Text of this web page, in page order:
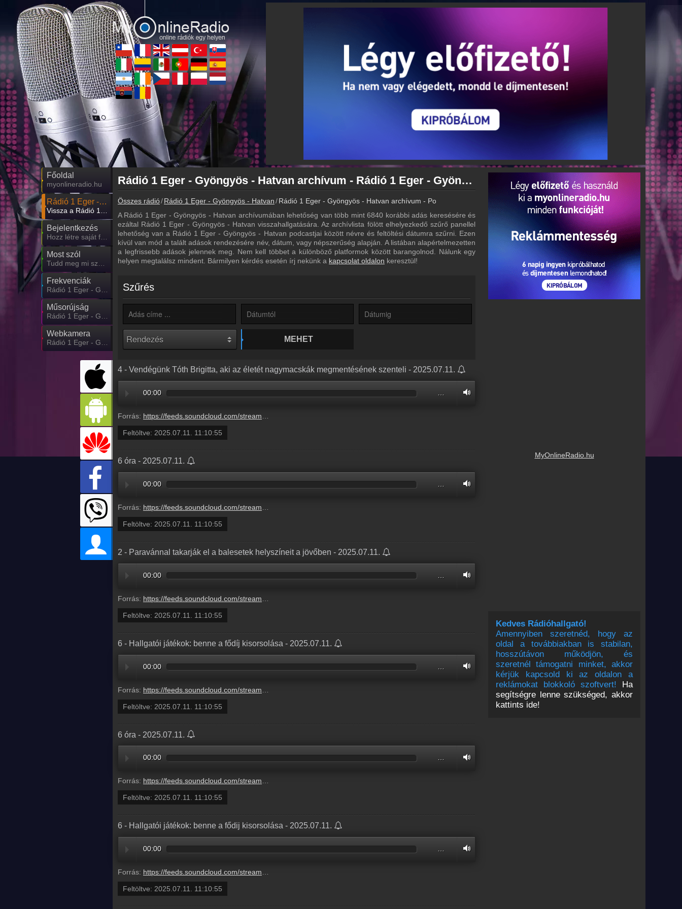
Főoldal
myonlineradio.hu
Rádió 1 Eger - Gyöngyös - Hatvan
Vissza a Rádió 1 Eger - Gyöngyös - Hatvan oldalára
Bejelentkezés
Hozz létre saját fiókot!
Most szól
Tudd meg mi szólt eddig
Frekvenciák
Rádió 1 Eger - Gyöngyös - Hatvan frekvencia
Műsorújság
Rádió 1 Eger - Gyöngyös - Hatvan műsorai
Webkamera
Rádió 1 Eger - Gyöngyös - Hatvan webkamera, élőkép
MyOnlineRadio.hu
Kedves Rádióhallgató!
Amennyiben szeretnéd, hogy az
oldal a továbbiakban is stabilan,
hosszútávon működjön, és
szeretnél támogatni minket, akkor
kérjük kapcsold ki az oldalon a
reklámokat blokkoló szoftvert!
Ha
segítségre lenne szükséged, akkor
kattints ide!
Rádió 1 Eger - Gyöngyös - Hatvan archívum - Rádió 1 Eger - Gyöngyös - Hatvan podcasts - Rádió 1 Eger - Gyöngyös - Hatvan visszahallgatás
Összes rádió Rádió 1 Eger - Gyöngyös - Hatvan
Rádió 1 Eger - Gyöngyös - Hatvan archívum - Podcasts - Visszahallgatás
A Rádió 1 Eger - Gyöngyös - Hatvan archívumában lehetőség van több mint 6840 korábbi adás keresésére és
ezáltal Rádió 1 Eger - Gyöngyös - Hatvan visszahallgatására. Az archívlista fölött elhelyezkedő szűrő panellel
lehetőség van a Rádió 1 Eger - Gyöngyös - Hatvan podcastjai között névre és feltöltési dátumra szűrni. Ezen
kívül van mód a talált adások rendezésére név, dátum, vagy népszerűség alapján. A listában alapértelmezetten
a legfrissebb adások jelennek meg. Nem kell többet a különböző platformok között barangolnod. Nálunk egy
helyen megtalálsz mindent. Bármilyen kérdés esetén írj nekünk a kapcsolat oldalon keresztül!
Szűrés
MEHET
4 - Vendégünk Tóth Brigitta, aki az életét nagymacskák megmentésének szenteli - 2025.07.11.
00:00 …
Forrás: https://feeds.soundcloud.com/stream/2128264173-radio1hungary-4-vendegunk-toth-brigitta-aki-az-eletet-nagymacskak-megmentesenek-szenteli-4.mp3
Feltöltve: 2025.07.11. 11:10:55
6 óra - 2025.07.11.
00:00
Forrás: https://feeds.soundcloud.com/stream/2128264170-radio1hungary-5a4e5850-b0c9-474a-9d0d-074fdb71aae5.mp3
Feltöltve: 2025.07.11. 11:10:55
2 - Paravánnal takarják el a balesetek helyszíneit a jövőben - 2025.07.11.
00:00
Forrás: https://feeds.soundcloud.com/stream/2128264167-radio1hungary-2-paravannal-takarjak-el-a-balesetek-helyszineit-a-jovoben-2.mp3
Feltöltve: 2025.07.11. 11:10:55
6 - Hallgatói játékok: benne a fődíj kisorsolása - 2025.07.11.
00:00
Forrás: https://feeds.soundcloud.com/stream/2128264164-radio1hungary-6-hallgatoi-jatekok-benne-a-fodij-kisorsolasa-6.mp3
Feltöltve: 2025.07.11. 11:10:55
6 óra - 2025.07.11.
00:00 …
Forrás: https://feeds.soundcloud.com/stream/2128264170-radio1hungary-5a4e5850-b0c9-474a-9d0d-074fdb71aae5.mp3
Feltöltve: 2025.07.11. 11:10:55
6 - Hallgatói játékok: benne a fődij kisorsolása - 2025.07.11.
00:00
Forrás: https://feeds.soundcloud.com/stream/2128264164-radio1hungary-6-hallgatoi-jatekok-benne-a-fodij-kisorsolasa-6.mp3
Feltöltve: 2025.07.11. 11:10:55